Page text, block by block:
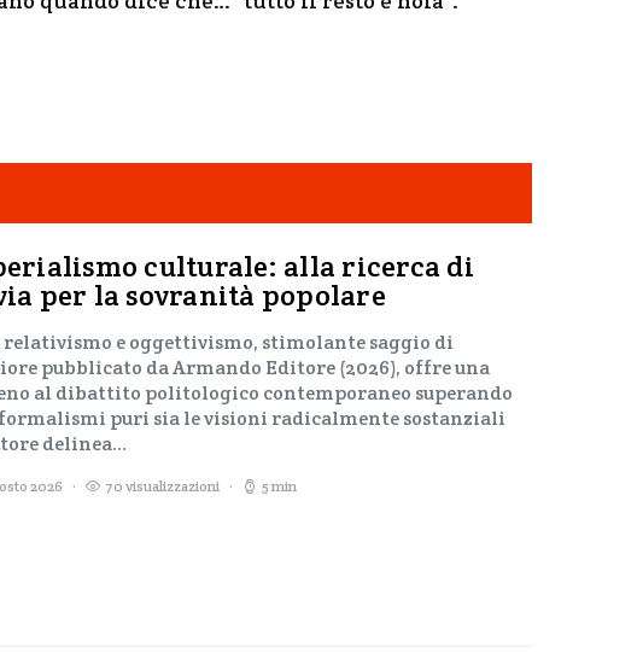
culturale: alla ricerca di
per la sovranità popolare
relativismo e oggettivismo, stimolante saggio di
pubblicato da Armando Editore (2026), offre una
al dibattito politologico contemporaneo superando
puri sia le visioni radicalmente sostanziali
delinea…
2026 70 visualizzazioni 5 min